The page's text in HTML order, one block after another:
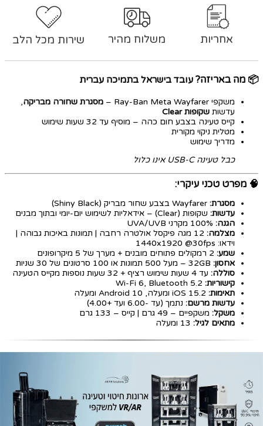
אחריות משלוח מהיר שירות מכל הלב
📦 מה באריזה? עובד בישראל בתמיכה עברית
משקפי Ray-Ban Meta Wayfarer – מסגרת שחורה מבריקה,
עדשות שקופות Clear
קייס טעינה בצבע חום כהה – מוסיף עד 32 שעות שימוש
מטלית ניקוי מקורית
מדריך שימוש
כבל טעינה USB-C אינו כלול
🧠 מפרט טכני עיקרי:
מסגרת:
עדשות: שקופות (Clear) – אידאליות לשימוש יום-יומי ובתוך מבנים
הגנה:
מצלמה:
12 מגה פיקסל אולטרה רחבה | תמונות באיכות גבוהה |
וידאו: 1440x1920 @30fps
שמע:
אחסון:
סוללה: עד 4 שעות שימוש רציף + 32 שעות נוספות מקייס הטעינה
קישוריות:
תאימות:
עדשות מרשם: נתמך (עד -6.00 ועד +4.00)
משקל: משקפיים – 49 גרם | קייס – 133 גרם
מתאים לגיל: